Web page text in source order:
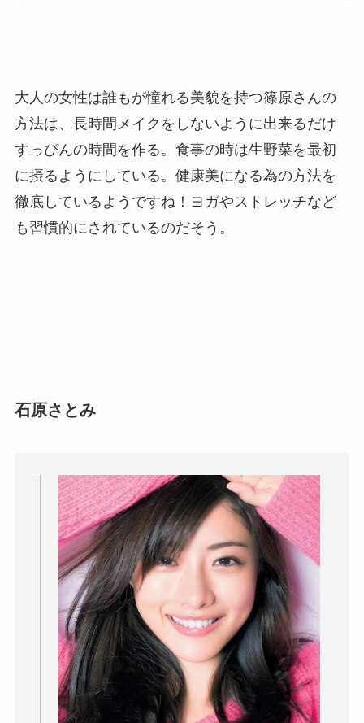
大人の女性は誰もが憧れる美貌を持つ篠原さんの
方法は、長時間メイクをしないように出来るだけ
すっぴんの時間を作る。食事の時は生野菜を最初
に摂るようにしている。健康美になる為の方法を
徹底しているようですね！ヨガやストレッチなど
も習慣的にされているのだそう。
石原さとみ